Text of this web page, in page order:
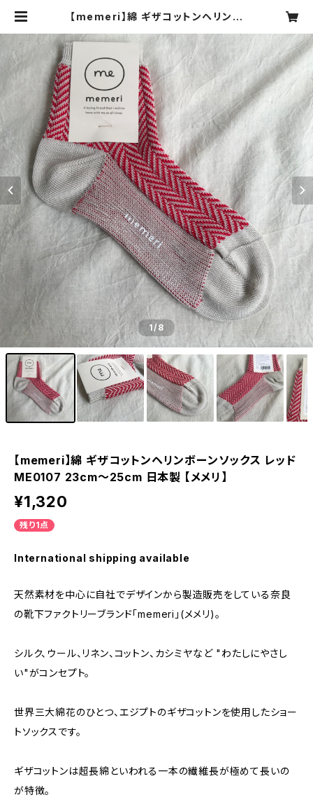
【memeri】綿 ギザコットンヘリンボ
～25cm 日本製 【メメリ】 | cocoa
(ココア)ナチュラル服・靴下・ハンドメ
イド雑貨・アクセサリーの通販
1/8
【memeri】綿 ギザコットンヘリンボーンソックス レッド
ME0107 23cm～25cm 日本製 【メメリ】
¥1,320
残り1点
International shipping available
天然素材を中心に自社でデザインから製造販売をしている奈良
の靴下ファクトリーブランド「memeri」(メメリ)。
シルク、ウール、リネン、コットン、カシミヤなど "わたしにやさし
い"がコンセプト。
世界三大綿花のひとつ、エジプトのギザコットンを使用したショー
トソックスです。
ギザコットンは超長綿といわれる一本の繊維長が極めて長いの
が特徴。